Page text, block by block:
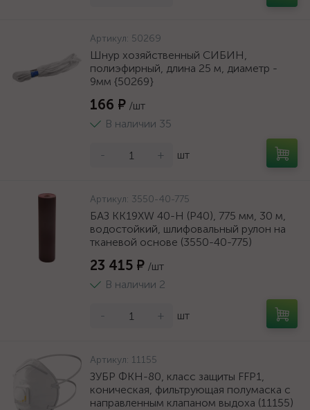
Артикул: 50269
Шнур хозяйственный СИБИН,
полиэфирный, длина 25 м, диаметр -
9мм {50269}
166 ₽ /шт
В наличии 35
- + шт
Артикул: 3550-40-775
БАЗ KK19XW 40-H (Р40), 775 мм, 30 м,
водостойкий, шлифовальный рулон на
тканевой основе (3550-40-775)
23 415 ₽ /шт
В наличии 2
- + шт
Артикул: 11155
ЗУБР ФКН-80, класс защиты FFP1,
коническая, фильтрующая полумаска с
направленным клапаном выдоха (11155)